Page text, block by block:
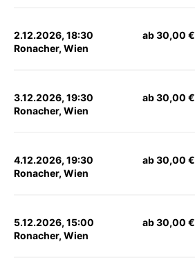
2.12.2026, 18:30
Ronacher, Wien
ab 30,00 €
3.12.2026, 19:30
Ronacher, Wien
ab 30,00 €
4.12.2026, 19:30
Ronacher, Wien
ab 30,00 €
5.12.2026, 15:00
Ronacher, Wien
ab 30,00 €